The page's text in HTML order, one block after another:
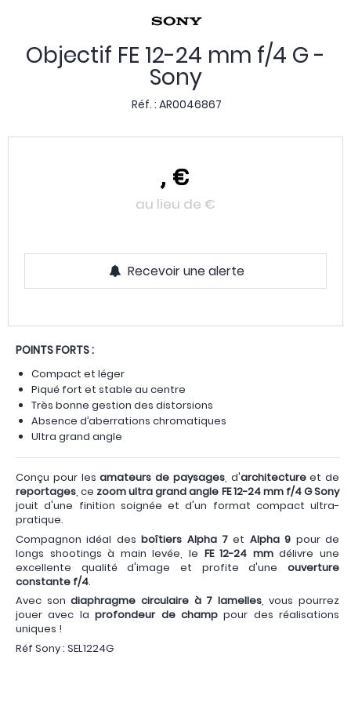
Objectif FE 12-24 mm f/4 G -
Sony
Réf. : AR0046867
, €
au lieu de €
Recevoir une alerte
POINTS FORTS :
Compact et léger
Piqué fort et stable au centre
Très bonne gestion des distorsions
Absence d’aberrations chromatiques
Ultra grand angle
Conçu pour lesamateurs de paysages, d'architectureet de
reportages, ce zoom ultra grand angle FE 12-24 mm f/4 G Sony
jouit d'une finition soignée et d'un format compact ultra-
pratique.
Compagnon idéal des boîtiers Alpha 7et Alpha 9 pour de
longs shootings à main levée, le FE 12-24 mmdélivre une
excellente qualité d'image et profite d'une ouverture
constante f/4.
Avec son diaphragme circulaire à 7 lamelles, vous pourrez
jouer avec laprofondeur de champpour des réalisations
uniques !
Réf Sony : SEL1224G